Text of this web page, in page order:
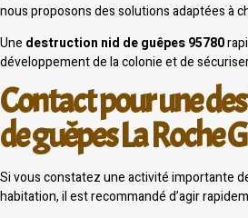
nous proposons des solutions adaptées à
Une destruction nid de guêpes 95780
développement de la colonie et de
Contact pour une
de guêpes La Roche
Si vous constatez une activité importante
habitation, il est recommandé d’agir